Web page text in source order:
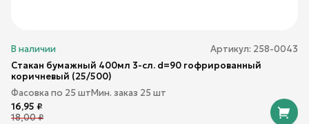
В наличии Артикул: 258-0043
Стакан бумажный 400мл 3-сл. d=90 гофрированный
коричневый (25/500)
Фасовка по 25 штМин. заказ 25 шт
16,95 ₽
18,00₽